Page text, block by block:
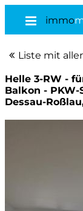
immo
Liste mit
Helle 3-RW -
Balkon - PKW-
Dessau-